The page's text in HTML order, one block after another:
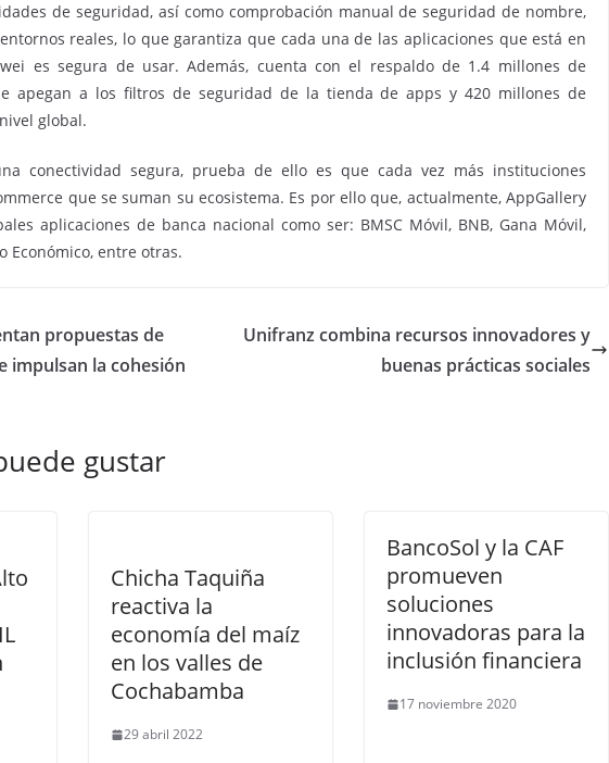
de seguridad, así como comprobación manual de seguridad de nombre,
reales, lo que garantiza que cada una de las aplicaciones que está en
es segura de usar. Además, cuenta con el respaldo de 1.4 millones de
apegan a los filtros de seguridad de la tienda de apps y 420 millones de
global.
conectividad segura, prueba de ello es que cada vez más instituciones
que se suman su ecosistema. Es por ello que, actualmente, AppGallery
aplicaciones de banca nacional como ser: BMSC Móvil, BNB, Gana Móvil,
Económico, entre otras.
propuestas de
impulsan la cohesión
Unifranz combina recursos innovadores y
buenas prácticas sociales
gustar
Chicha Taquiña
reactiva la
economía del maíz
en los valles de
Cochabamba
29 abril 2022
BancoSol y la CAF
promueven
soluciones
innovadoras para la
inclusión financiera
17 noviembre 2020